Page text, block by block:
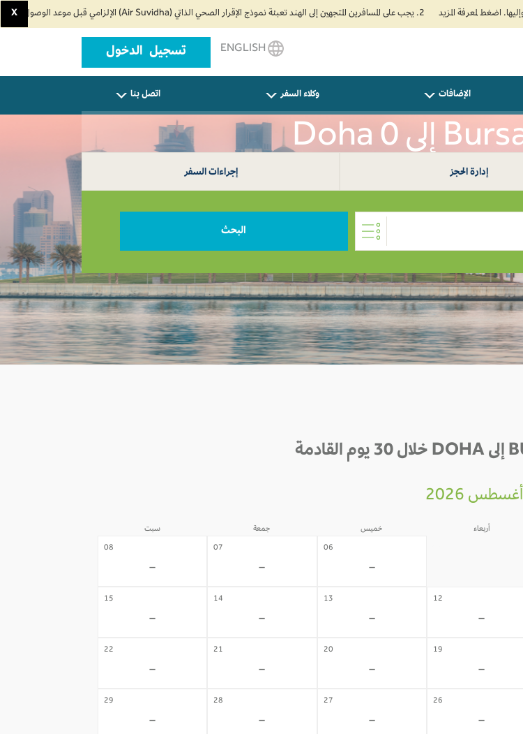
2. يجب على المسافرين المتجهين إلى الهند تعبئة نموذج الإقرار الصحي الذاتي (Air Suvidha) الإلزامي قبل موعد الوصول بـ 24 ساعة على الأقل. اضغط هنا للدخول إلى بوابة Air Suvidha. X
تسجيل الدخول
الإضافات وكلاء السفر اتصل بنا
إدارة الحجز إجراءات السفر
البحث
أغسطس 2026
أربعاء خميس جمعة سبت
06
-
07
-
08
-
12
-
13
-
14
-
15
-
19
-
20
-
21
-
22
-
26
-
27
-
28
-
29
-